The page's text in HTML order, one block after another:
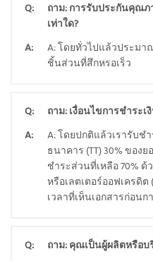
Q:
ถาม: การรับประกันคุณ
เท่าใด?
A:
A: โดยทั่วไปแล้วประม
ชิ้นส่วนที่สึกหรอเร็ว
Q:
ถาม: เงื่อนไขการชำระเ
A:
A: โดยปกติแล้วเรารับช
ธนาคาร (TT) 30% ขอ
ชำระส่วนที่เหลือ 70% ด้
หรือเลตเตอร์ออฟเครดิ
เวลาที่เห็นเอกสารก่อน
Q:
ถาม: คุณเป็นผู้ผลิตหรือบ